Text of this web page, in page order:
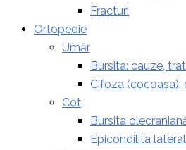
Fracturi
Ortopedie
Umăr
Bursita: cauze,
Cifoza
Cot
Bursita
Epicondilita